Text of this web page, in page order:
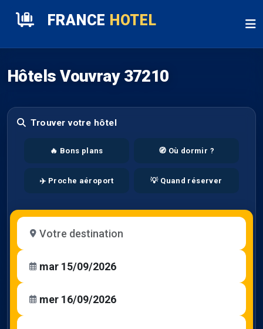
FRANCE HOTEL
Hôtels Vouvray 37210
Trouver votre hôtel
🔥 Bons plans 🧭 Où dormir ?
✈️ Proche aéroport 💡 Quand réserver